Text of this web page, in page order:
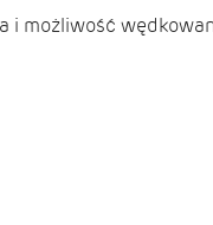
i możliwość